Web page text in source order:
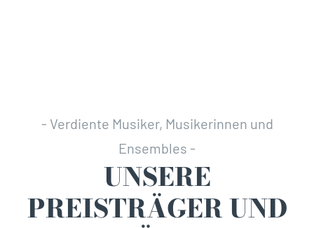
- Verdiente Musiker, Musikerinnen und
Ensembles -
UNSERE
PREISTRÄGER UND